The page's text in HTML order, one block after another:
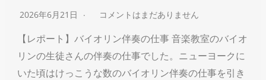
2026年6月21日 コメントはまだありません
【レポート】バイオリン伴奏の仕事 音楽教室のバイオ
リンの生徒さんの伴奏の仕事でした。ニューヨークに
いた頃はけっこうな数のバイオリン伴奏の仕事を引き